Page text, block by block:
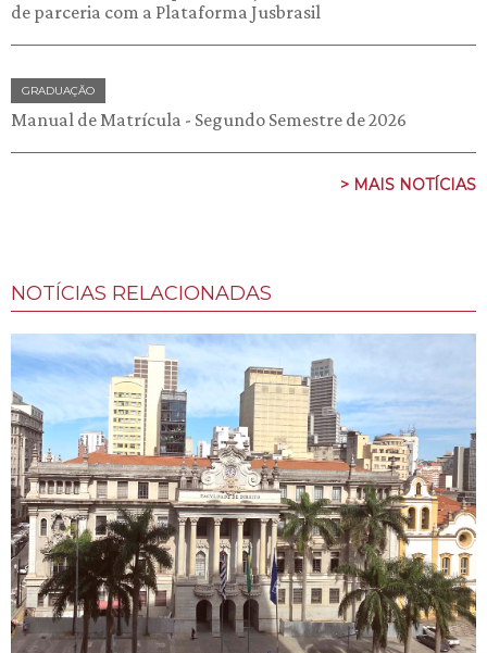
de parceria com a Plataforma Jusbrasil
GRADUAÇÃO
Manual de Matrícula - Segundo Semestre de 2026
> MAIS NOTÍCIAS
NOTÍCIAS RELACIONADAS